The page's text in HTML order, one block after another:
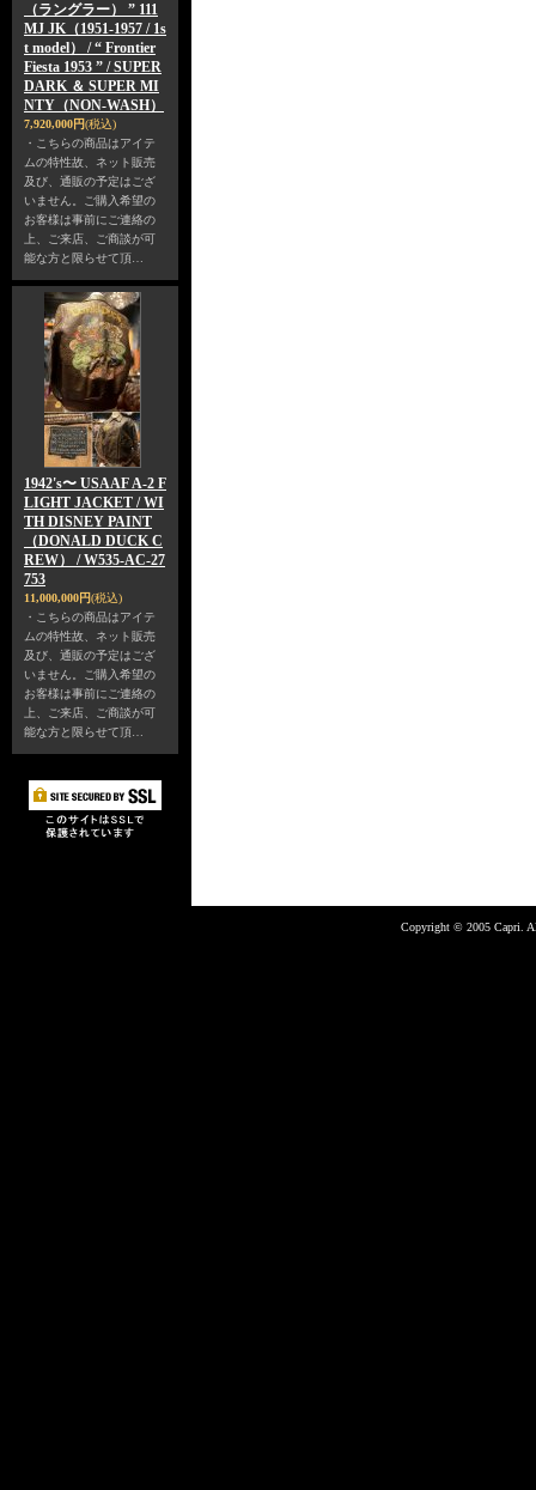
（ラングラー） ” 111
MJ JK（1951-1957 / 1s
t model） / “ Frontier
Fiesta 1953 ” / SUPER
DARK ＆ SUPER MI
NTY（NON-WASH）
7,920,000円(税込)
・こちらの商品はアイテ
ムの特性故、ネット販売
及び、通販の予定はござ
いません。ご購入希望の
お客様は事前にご連絡の
上、ご来店、ご商談が可
能な方と限らせて頂…
1942's〜 USAAF A-2 F
LIGHT JACKET / WI
TH DISNEY PAINT
（DONALD DUCK C
REW） / W535-AC-27
753
11,000,000円(税込)
・こちらの商品はアイテ
ムの特性故、ネット販売
及び、通販の予定はござ
いません。ご購入希望の
お客様は事前にご連絡の
上、ご来店、ご商談が可
能な方と限らせて頂…
Copyright © 2005 Capri.